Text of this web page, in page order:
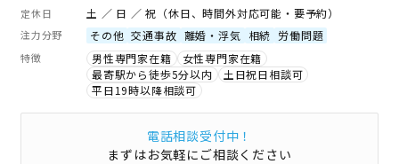
定休日 土 ／ 日 ／ 祝（休日、時間外対応可能・要予約）
注力分野 その他 交通事故 離婚・浮気 相続 労働問題
特徴 男性専門家在籍
女性専門家在籍
最寄駅から徒歩5分以内
土日祝日相談可
平日19時以降相談可
電話相談受付中！
まずはお気軽にご相談ください